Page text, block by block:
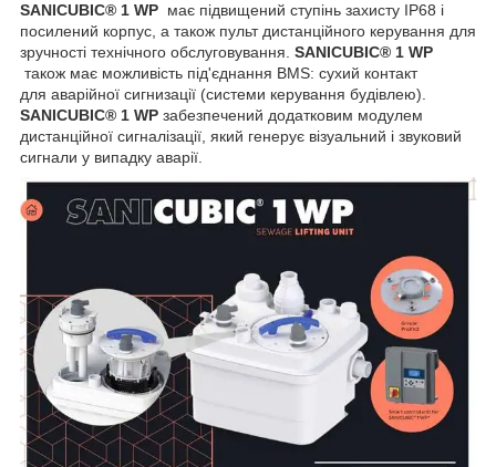
SANICUBIC® 1 WP має підвищений ступінь захисту IP68 і
посилений корпус, а також пульт дистанційного керування для
зручності технічного обслуговування. SANICUBIC® 1 WP
також має можливість під'єднання BMS: сухий контакт
для аварійної сигнизації (системи керування будівлею).
SANICUBIC® 1 WP забезпечений додатковим модулем
дистанційної сигналізації, який генерує візуальний і звуковий
сигнали у випадку аварії.